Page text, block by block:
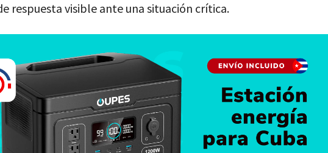
respuesta visible ante una situación crítica.